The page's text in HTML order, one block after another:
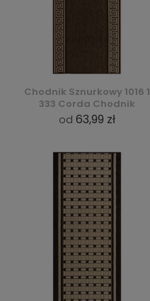
Chodnik Sznurkowy 1016 1
333 Corda Chodnik
od 63,99 zł